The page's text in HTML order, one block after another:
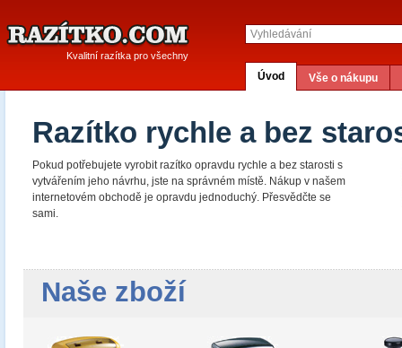
Kvalitní razítka pro všechny
Úvod Vše o nákupu
Razítko rychle a bez
Pokud potřebujete vyrobit razítko opravdu rychle a bez starosti s
vytvářením jeho návrhu, jste na správném místě. Nákup v našem
internetovém obchodě je opravdu jednoduchý. Přesvědčte se
sami.
Naše zboží